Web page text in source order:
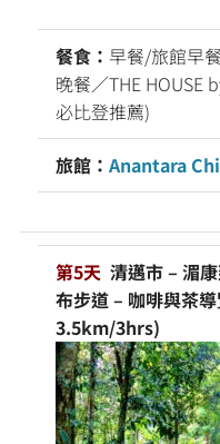
餐食： 早餐/旅館早
晚餐／THE HOUSE
必比登推薦)
旅館： Anantara
第5天 清邁市 – 湄
布步道 – 咖啡與茶
3.5km/3hrs)